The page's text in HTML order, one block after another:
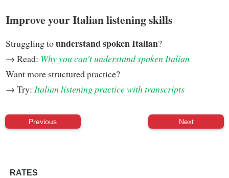
Improve your Italian listening skills
Struggling tounderstand spoken Italian?
→ Read: Why you can't understand spoken Italian
Want more structured practice?
→ Try: Italian listening practice with transcripts
Previous Next
RATES